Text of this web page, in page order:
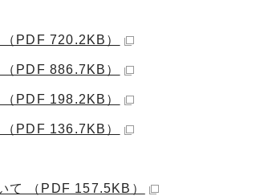
PDF 720.2KB）
PDF 886.7KB）
PDF 198.2KB）
PDF 136.7KB）
て （PDF 157.5KB）